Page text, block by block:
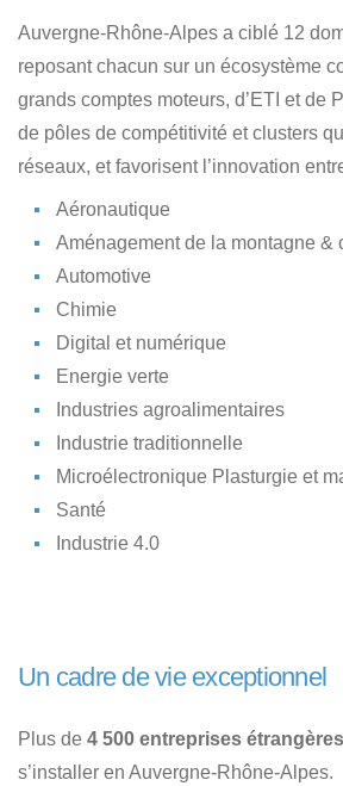
Auvergne-Rhône-Alpes a ciblé 12
reposant chacun sur un écosystème
grands comptes moteurs, d’ETI et de
de pôles de compétitivité et clusters
réseaux, et favorisent l’innovation
Aéronautique
Aménagement de la montagne &
Automotive
Chimie
Digital et numérique
Energie verte
Industries agroalimentaires
Industrie traditionnelle
Microélectronique Plasturgie et
Santé
Industrie 4.0
Un cadre de vie exceptionnel
Plus de 4 500 entreprises étrangères
s’installer en Auvergne-Rhône-Alpes.